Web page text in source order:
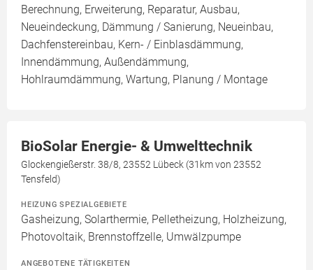
Berechnung, Erweiterung, Reparatur, Ausbau,
Neueindeckung, Dämmung / Sanierung, Neueinbau,
Dachfenstereinbau, Kern- / Einblasdämmung,
Innendämmung, Außendämmung,
Hohlraumdämmung, Wartung, Planung / Montage
BioSolar Energie- & Umwelttechnik
Glockengießerstr. 38/8, 23552 Lübeck (31km von 23552
Tensfeld)
HEIZUNG SPEZIALGEBIETE
Gasheizung, Solarthermie, Pelletheizung, Holzheizung,
Photovoltaik, Brennstoffzelle, Umwälzpumpe
ANGEBOTENE TÄTIGKEITEN